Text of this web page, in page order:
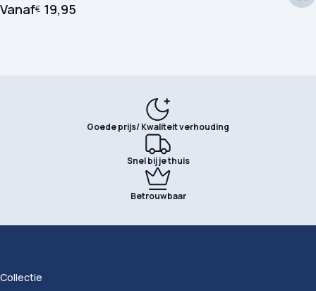
Vanaf€ 19,95
Goede prijs/ Kwaliteit verhouding
Snel bij je thuis
Betrouwbaar
Collectie